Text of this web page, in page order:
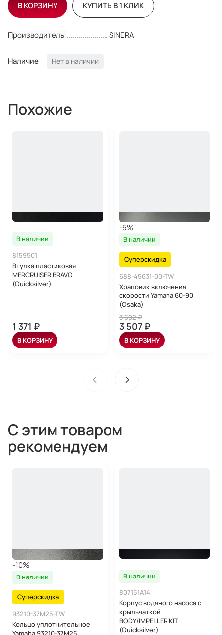
Производитель SINERA
Наличие Нет в наличии
В КОРЗИНУ КУПИТЬ В 1 КЛИК
Похожие
В наличии
8159501
Втулка пластиковая
MERCRUISER BRAVO
(Quicksilver)
1 371 ₽
В КОРЗИНУ
-5%
В наличии
Суперскидка
688-45631-00-TW
Храповик включения
скорости Yamaha 60-90
(Osaka)
3 692 ₽
3 507 ₽
В КОРЗИНУ
С этим товаром
рекомендуем
-10%
В наличии
Суперскидка
93210-37M25-TW
Кольцо уплотнительное
Yamaha 93210-37M25
В наличии
807151A14
Корпус водяного насоса с
крыльчаткой
BODY/IMPELLER KIT
(Quicksilver)